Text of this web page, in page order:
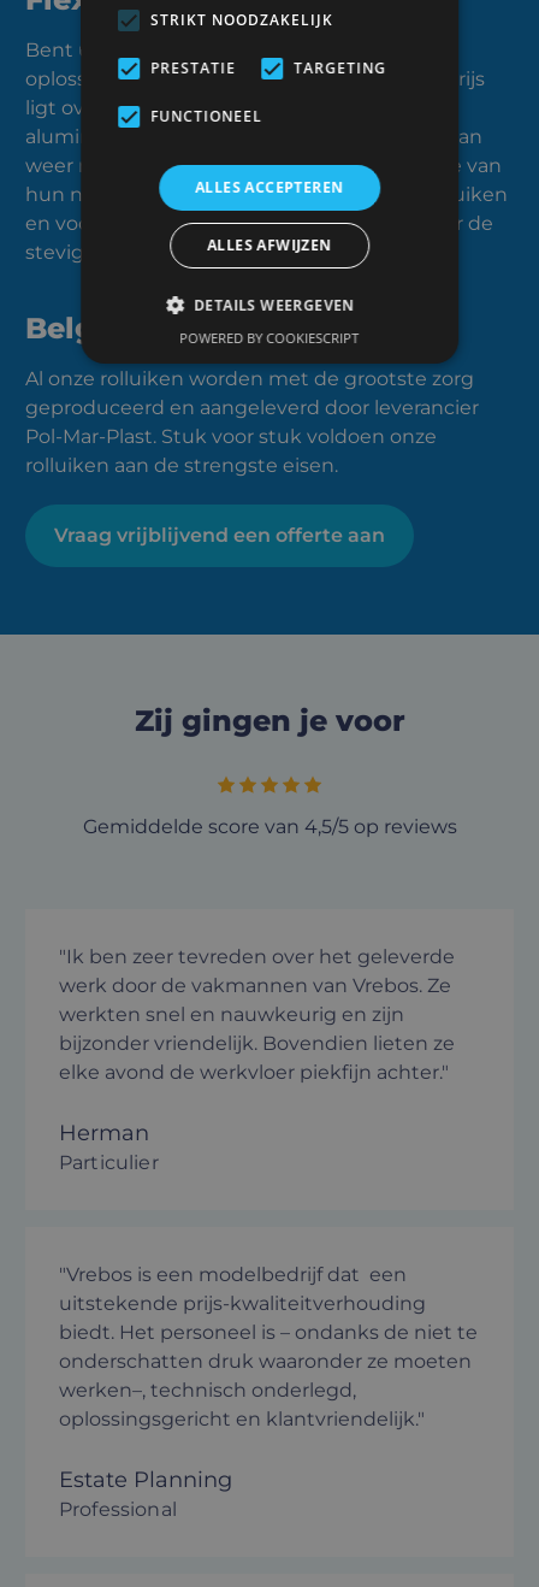
Bent u op zoek naar een budgetvriendelijke
oplossing? Kies dan voor PVC-rolluiken. Die prijs
ligt over het algemeen lager dan rolluiken in
aluminium. Aluminium rolluiken lenen zich dan
weer meer voor grotere raampartijen omwille van
hun natuurlijke stevigheid. Ook bij combirolluiken
en voorzetrolluiken kiezen we standaard voor de
stevigheid van aluminium bladen.
Belgische topkwaliteit
Al onze rolluiken worden met de grootste zorg
geproduceerd en aangeleverd door leverancier
Pol-Mar-Plast. Stuk voor stuk voldoen onze
rolluiken aan de strengste eisen.
Vraag vrijblijvend een offerte aan
Zij gingen je voor
Gemiddelde score van 4,5/5 op reviews
"Ik ben zeer tevreden over het geleverde
werk door de vakmannen van Vrebos. Ze
werkten snel en nauwkeurig en zijn
bijzonder vriendelijk. Bovendien lieten ze
elke avond de werkvloer piekfijn achter."
Herman
Particulier
"Vrebos is een modelbedrijf dat een
uitstekende prijs-kwaliteitverhouding
biedt. Het personeel is – ondanks de niet te
onderschatten druk waaronder ze moeten
werken–, technisch onderlegd,
oplossingsgericht en klantvriendelijk."
Estate Planning
Professional
STRIKT NOODZAKELIJK
PRESTATIE TARGETING
FUNCTIONEEL
ALLES ACCEPTEREN
ALLES AFWIJZEN
DETAILS WEERGEVEN
POWERED BY COOKIESCRIPT